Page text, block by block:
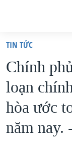
truy
cập
Tới
nội
chính
VIỆT NAM
HOA KỲ
BIỂN ĐÔNG
THẾ GIỚI
TIN TỨC
Chính
loạn
hòa ước
năm nay.